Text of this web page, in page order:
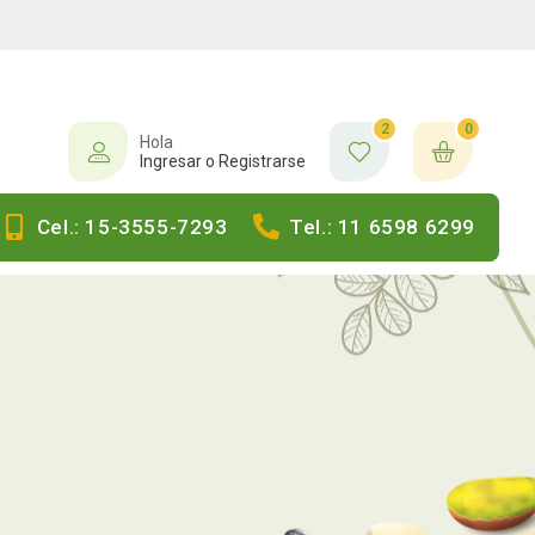
Hola
Ingresar o Registrarse
2 0
Cel.: 15-3555-7293 Tel.: 11 6598 6299